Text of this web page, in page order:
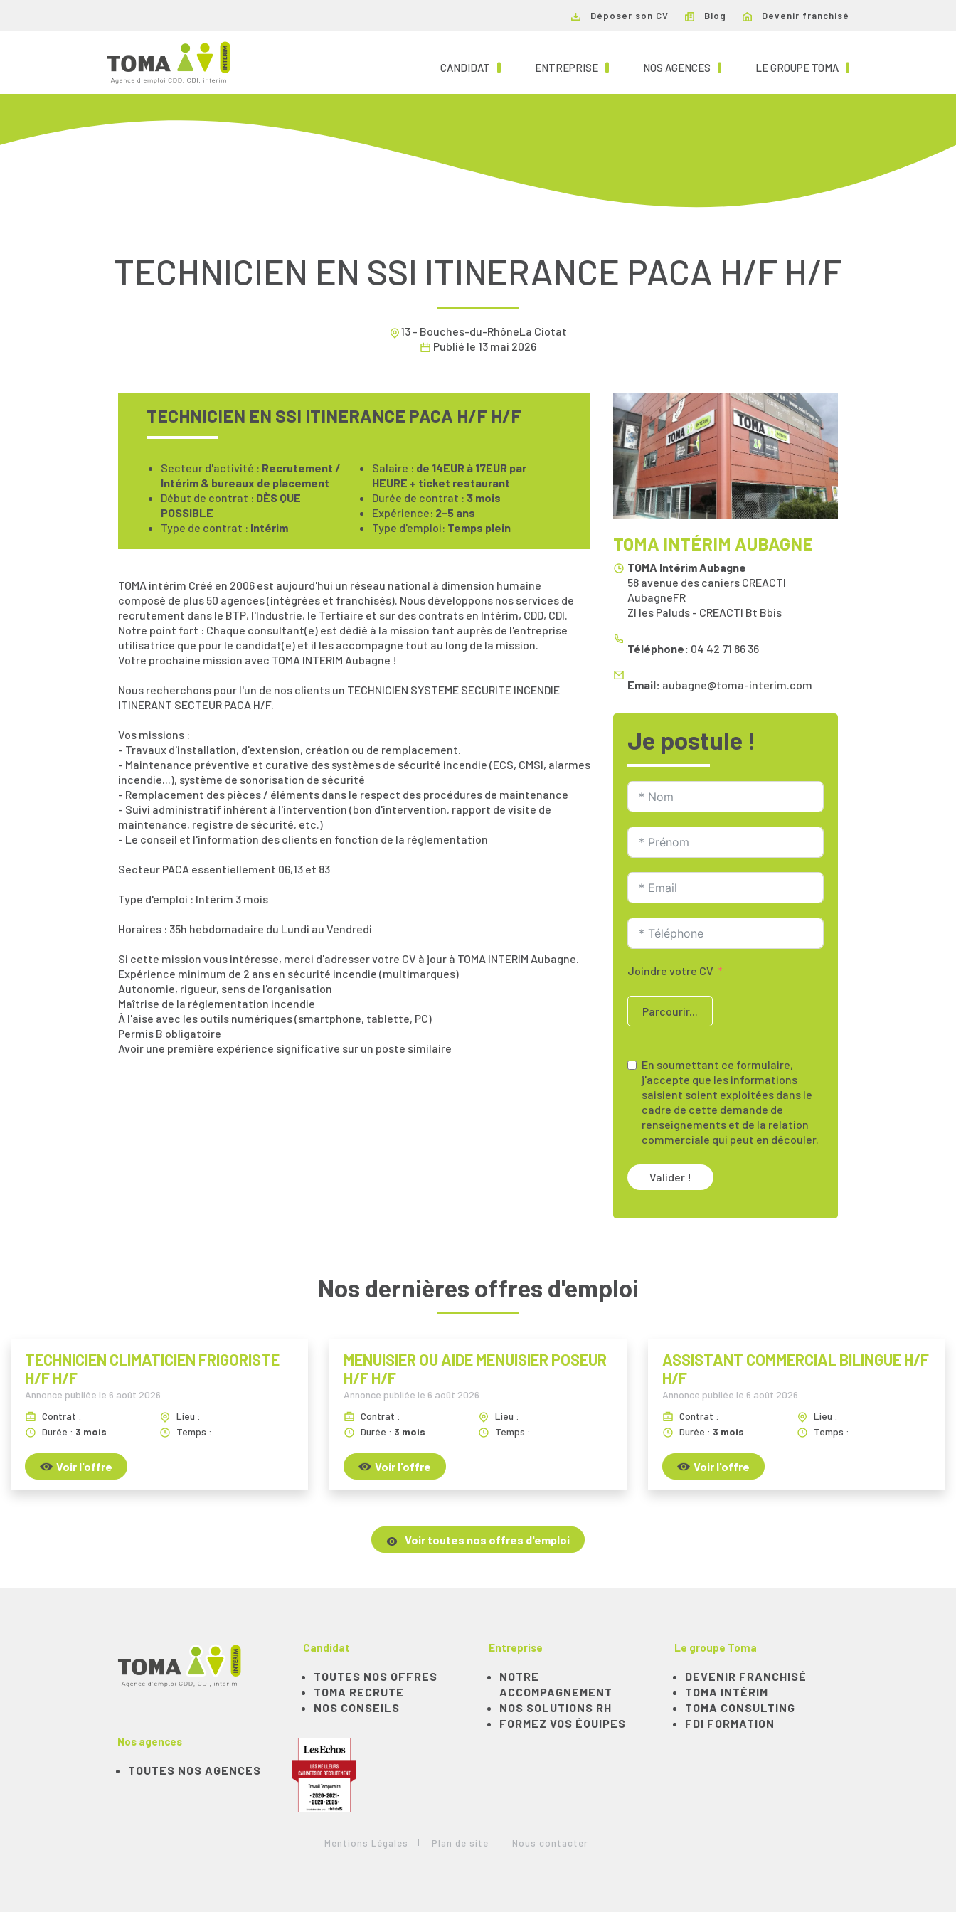
Déposer son CV Blog Devenir franchisé
CANDIDAT (CURRENT)ENTREPRISE(CURRENT)NOS AGENCES (CURRENT)LE GROUPE TOMA (CURRENT)
TECHNICIEN EN SSI ITINERANCE PACA H/F H/F
13 - Bouches-du-RhôneLa Ciotat
Publié le 13 mai 2026
TECHNICIEN EN SSI ITINERANCE PACA H/F H/F
Secteur d'activité : Recrutement /
Intérim & bureaux de placement
Début de contrat : DÈS QUE
POSSIBLE
Type de contrat : Intérim
Salaire : de 14EUR à 17EUR par
HEURE + ticket restaurant
Durée de contrat : 3 mois
Expérience: 2-5 ans
Type d'emploi: Temps plein
TOMA intérim Créé en 2006 est aujourd'hui un réseau national à dimension humaine
composé de plus 50 agences (intégrées et franchisés). Nous développons nos services de
recrutement dans le BTP, l'Industrie, le Tertiaire et sur des contrats en Intérim, CDD, CDI.
Notre point fort : Chaque consultant(e) est dédié à la mission tant auprès de l'entreprise
utilisatrice que pour le candidat(e) et il les accompagne tout au long de la mission.
Votre prochaine mission avec TOMA INTERIM Aubagne !
Nous recherchons pour l'un de nos clients un TECHNICIEN SYSTEME SECURITE INCENDIE
ITINERANT SECTEUR PACA H/F.
Vos missions :
- Travaux d'installation, d'extension, création ou de remplacement.
- Maintenance préventive et curative des systèmes de sécurité incendie (ECS, CMSI, alarmes
incendie...), système de sonorisation de sécurité
- Remplacement des pièces / éléments dans le respect des procédures de maintenance
- Suivi administratif inhérent à l'intervention (bon d'intervention, rapport de visite de
maintenance, registre de sécurité, etc.)
- Le conseil et l'information des clients en fonction de la réglementation
Secteur PACA essentiellement 06,13 et 83
Type d'emploi : Intérim 3 mois
Horaires : 35h hebdomadaire du Lundi au Vendredi
Si cette mission vous intéresse, merci d'adresser votre CV à jour à TOMA INTERIM Aubagne.
Expérience minimum de 2 ans en sécurité incendie (multimarques)
Autonomie, rigueur, sens de l'organisation
Maîtrise de la réglementation incendie
À l'aise avec les outils numériques (smartphone, tablette, PC)
Permis B obligatoire
Avoir une première expérience significative sur un poste similaire
TOMA INTÉRIM AUBAGNE
TOMA Intérim Aubagne
58 avenue des caniers CREACTI
ZI les Paluds - CREACTI Bt Bbis
AubagneFR
Téléphone: 04 42 71 86 36
Email: aubagne@toma-interim.com
Je postule !
Joindre votre CV
Parcourir...
En soumettant ce formulaire,
j'accepte que les informations
saisient soient exploitées dans le
cadre de cette demande de
renseignements et de la relation
commerciale qui peut en découler.
Valider !
Nos dernières offres d'emploi
TECHNICIEN CLIMATICIEN FRIGORISTE
H/F H/F
Annonce publiée le 6 août 2026
Contrat :
Lieu :
Durée : 3 mois Temps :
Voir l'offre
MENUISIER OU AIDE MENUISIER POSEUR
H/F H/F
Annonce publiée le 6 août 2026
Contrat :
Lieu :
Durée : 3 mois Temps :
Voir l'offre
ASSISTANT COMMERCIAL BILINGUE H/F
H/F
Annonce publiée le 6 août 2026
Contrat :
Lieu :
Durée : 3 mois Temps :
Voir l'offre
Voir toutes nos offres d'emploi
Nos agences
TOUTES NOS AGENCES
Candidat
TOUTES NOS OFFRES
TOMA RECRUTE
NOS CONSEILS
Entreprise
NOTRE
ACCOMPAGNEMENT
NOS SOLUTIONS RH
FORMEZ VOS ÉQUIPES
Le groupe Toma
DEVENIR FRANCHISÉ
TOMA INTÉRIM
TOMA CONSULTING
FDI FORMATION
Mentions Légales Plan de site Nous contacter